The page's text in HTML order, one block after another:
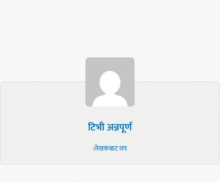
टिभी अन्नपूर्ण
लेखकबाट थप